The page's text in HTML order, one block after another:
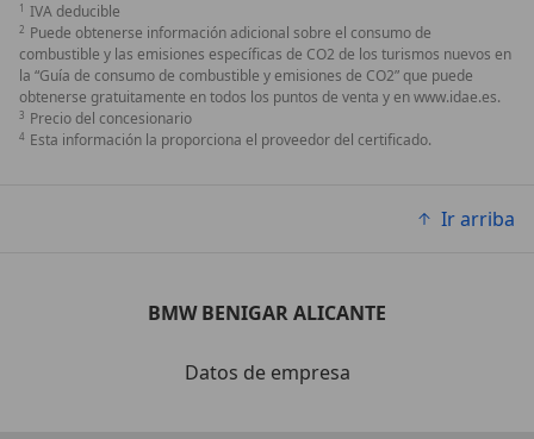
1 IVA deducible
2 Puede obtenerse información adicional sobre el consumo de
combustible y las emisiones específicas de CO2 de los turismos nuevos en
la “Guía de consumo de combustible y emisiones de CO2” que puede
obtenerse gratuitamente en todos los puntos de venta y en www.idae.es.
3 Precio del concesionario
4 Esta información la proporciona el proveedor del certificado.
Ir arriba
BMW BENIGAR ALICANTE
Datos de empresa